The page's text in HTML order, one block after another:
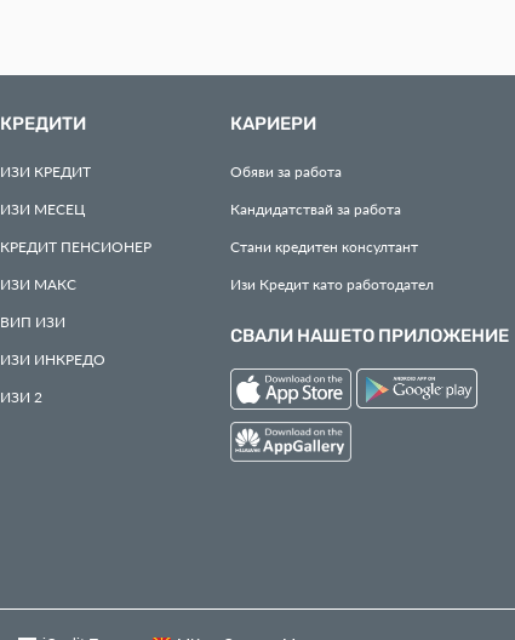
КРЕДИТИ
ИЗИ КРЕДИТ
ИЗИ МЕСЕЦ
КРЕДИТ ПЕНСИОНЕР
ИЗИ МАКС
ВИП ИЗИ
ИЗИ ИНКРЕДО
ИЗИ 2
КАРИЕРИ
Обяви за работа
Кандидатствай за работа
Стани кредитен консултант
Изи Кредит като работодател
СВАЛИ НАШЕТО ПРИЛОЖЕНИЕ